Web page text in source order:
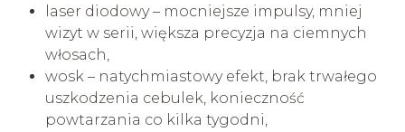
laser diodowy – mocniejsze impulsy, mniej
wizyt w serii, większa precyzja na ciemnych
włosach,
wosk – natychmiastowy efekt, brak trwałego
uszkodzenia cebulek, konieczność
powtarzania co kilka tygodni,